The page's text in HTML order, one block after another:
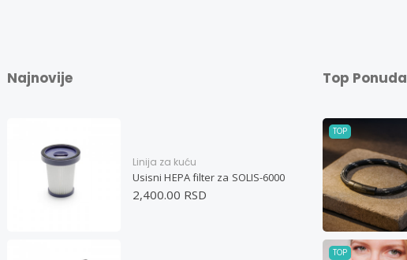
Najnovije
Linija za kuću
Usisni HEPA filter za SOLIS-6000
2,400.00 RSD
Top Ponuda
TOP
TOP